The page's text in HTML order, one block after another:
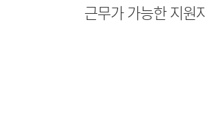
근무가 가능한 지원